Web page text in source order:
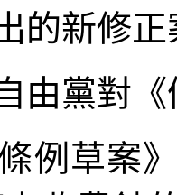
的新修
由黨對
例草案